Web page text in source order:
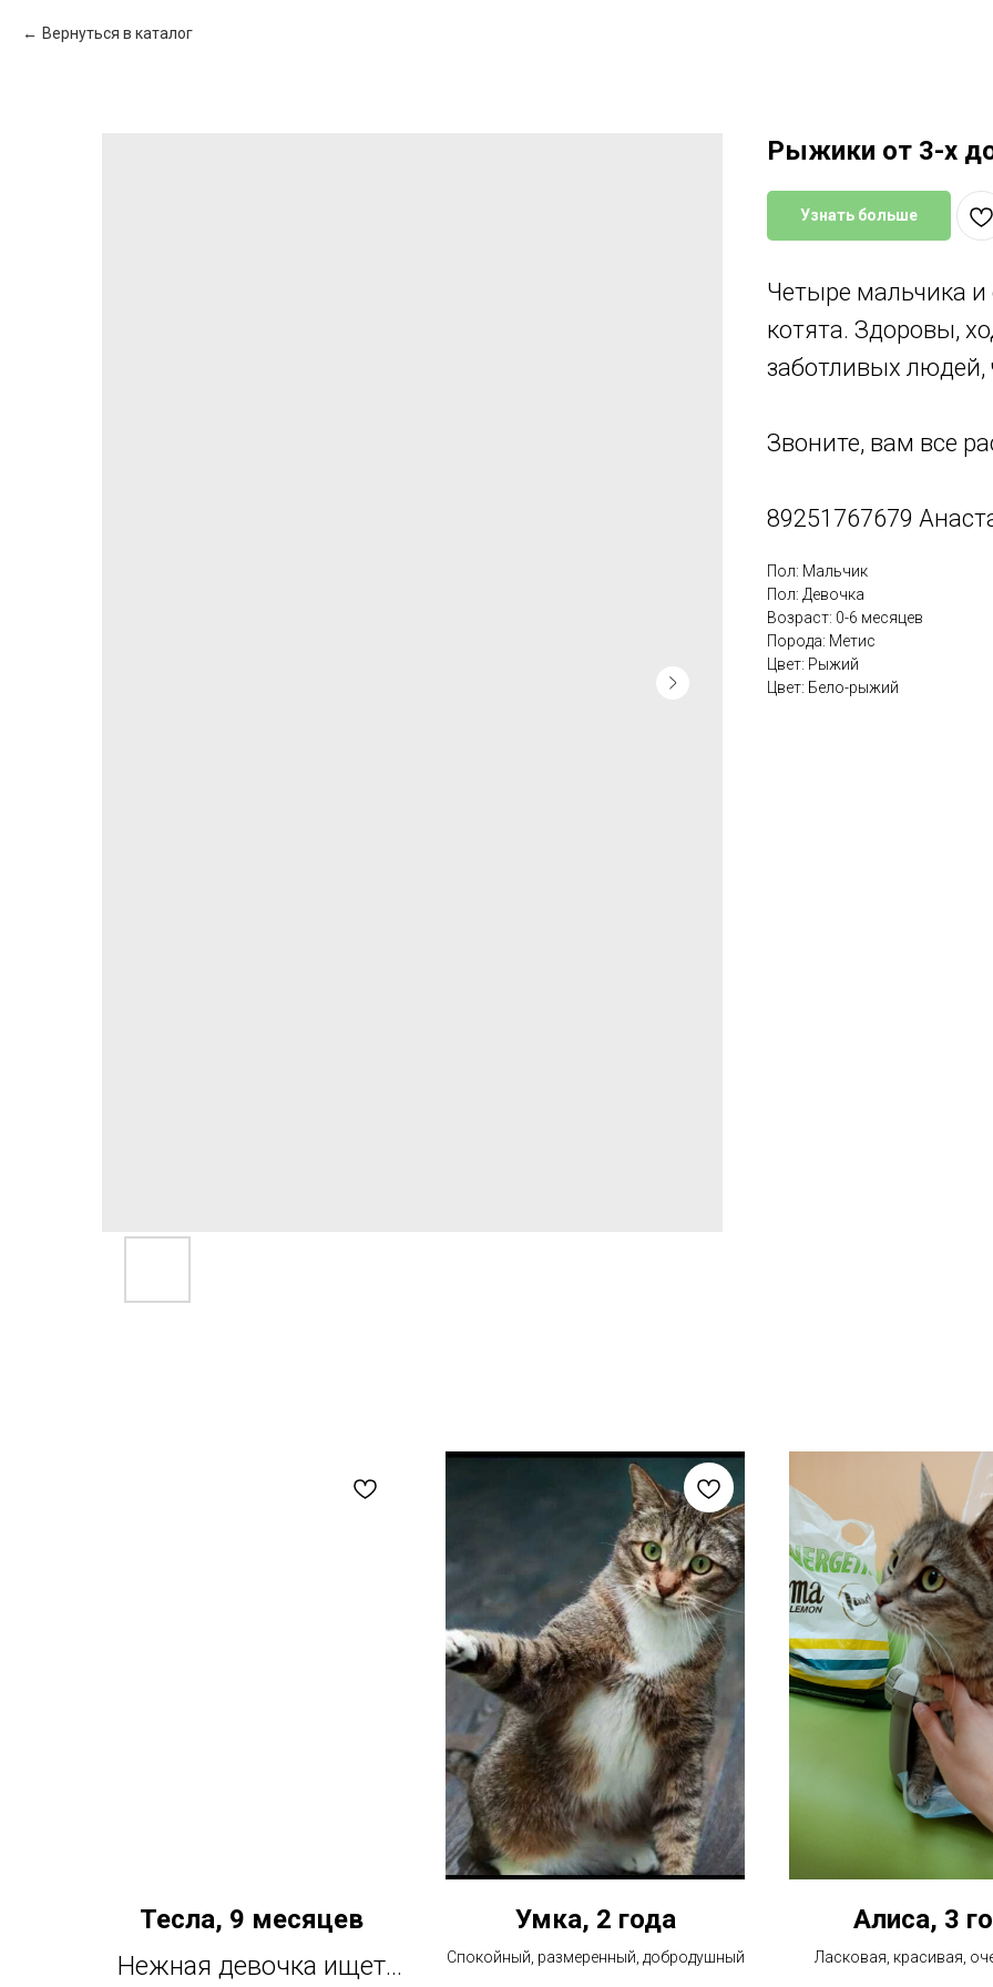
Вернуться в каталог
Рыжики от 3-х
Узнать больше
Четыре мальчика
котята. Здоровы,
заботливых людей,
Звоните, вам все
89251767679
Пол: Мальчик
Пол: Девочка
Возраст: 0-6 месяцев
Порода: Метис
Цвет: Рыжий
Цвет: Бело-рыжий
Тесла, 9 месяцев
Нежная девочка ищет
Умка, 2 года
Спокойный, размеренный, добродушный
Алиса, 3
Ласковая, красивая,